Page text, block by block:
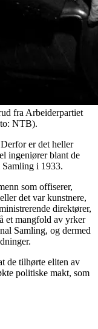
fra Arbeiderpartiet
NTB).
er det heller
ingeniører blant de
Samling i 1933.
som offiserer,
det var kunstnere,
direktører,
et mangfold av yrker
Samling, og dermed
de tilhørte eliten av
politiske makt, som